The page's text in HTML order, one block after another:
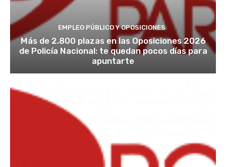
EMPLEO PÚBLICO Y OPOSICIONES
Más de 2.800 plazas en las Oposiciones 2026
de Policía Nacional: te quedan pocos días para
apuntarte